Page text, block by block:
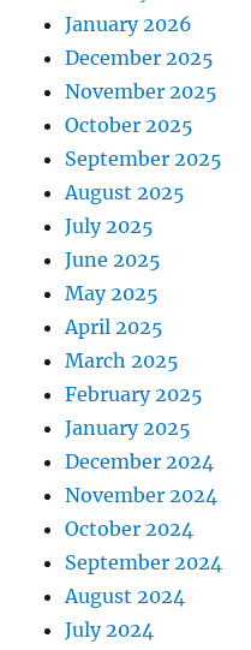
January 2026
December 2025
November 2025
October 2025
September 2025
August 2025
July 2025
June 2025
May 2025
April 2025
March 2025
February 2025
January 2025
December 2024
November 2024
October 2024
September 2024
August 2024
July 2024